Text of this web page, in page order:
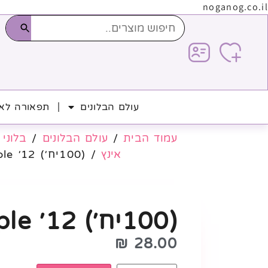
noganog.co.il
עולם הבלונים תפאורה
עמוד הבית/ עולם הבלונים /
אינץ/ (100יח׳) 12׳ New Purple
(100יח׳) 12׳ New Purple
28.00
₪